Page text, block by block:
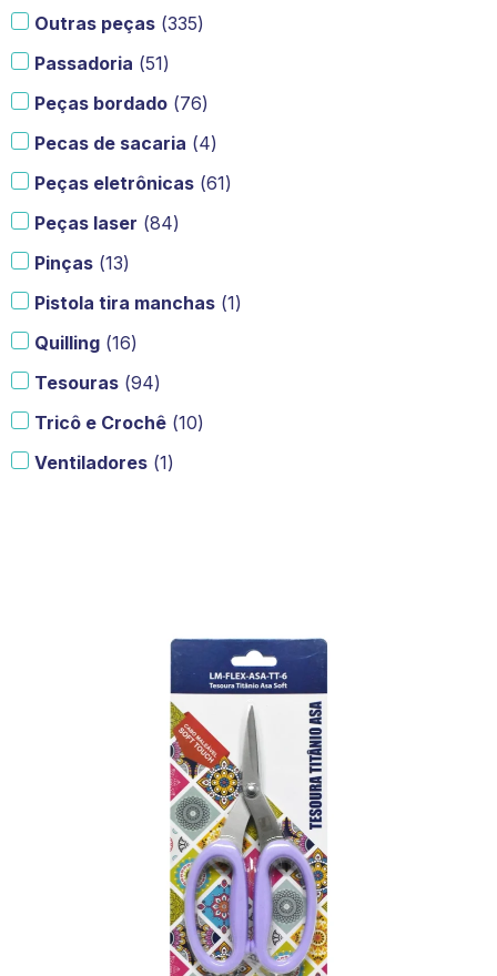
Outras peças (335)
Passadoria (51)
Peças bordado (76)
Pecas de sacaria (4)
Peças eletrônicas (61)
Peças laser (84)
Pinças (13)
Pistola tira manchas (1)
Quilling (16)
Tesouras (94)
Tricô e Crochê (10)
Ventiladores (1)